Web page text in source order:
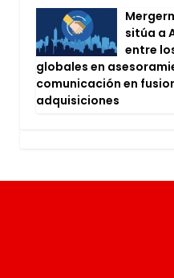
sitúa a
entre
glo­ba­les en
comu­ni­ca­ción en
adqui­si­cio­nes